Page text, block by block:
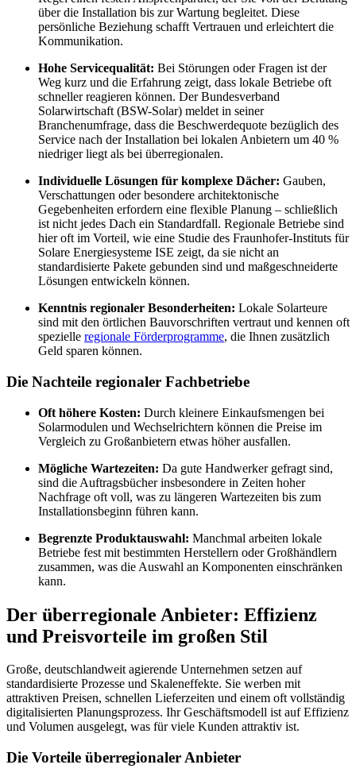
über die Installation bis zur Wartung begleitet. Diese
persönliche Beziehung schafft Vertrauen und erleichtert die
Kommunikation.
Hohe Servicequalität: Bei Störungen oder Fragen ist der
Weg kurz und die Erfahrung zeigt, dass lokale Betriebe oft
schneller reagieren können. Der Bundesverband
Solarwirtschaft (BSW-Solar) meldet in seiner
Branchenumfrage, dass die Beschwerdequote bezüglich des
Service nach der Installation bei lokalen Anbietern um 40 %
niedriger liegt als bei überregionalen.
Individuelle Lösungen für komplexe Dächer: Gauben,
Verschattungen oder besondere architektonische
Gegebenheiten erfordern eine flexible Planung – schließlich
ist nicht jedes Dach ein Standardfall. Regionale Betriebe sind
hier oft im Vorteil, wie eine Studie des Fraunhofer-Instituts für
Solare Energiesysteme ISE zeigt, da sie nicht an
standardisierte Pakete gebunden sind und maßgeschneiderte
Lösungen entwickeln können.
Kenntnis regionaler Besonderheiten: Lokale Solarteure
sind mit den örtlichen Bauvorschriften vertraut und kennen oft
spezielle regionale Förderprogramme, die Ihnen zusätzlich
Geld sparen können.
Die Nachteile regionaler Fachbetriebe
Oft höhere Kosten: Durch kleinere Einkaufsmengen bei
Solarmodulen und Wechselrichtern können die Preise im
Vergleich zu Großanbietern etwas höher ausfallen.
Mögliche Wartezeiten: Da gute Handwerker gefragt sind,
sind die Auftragsbücher insbesondere in Zeiten hoher
Nachfrage oft voll, was zu längeren Wartezeiten bis zum
Installationsbeginn führen kann.
Begrenzte Produktauswahl: Manchmal arbeiten lokale
Betriebe fest mit bestimmten Herstellern oder Großhändlern
zusammen, was die Auswahl an Komponenten einschränken
kann.
Der überregionale Anbieter: Effizienz
und Preisvorteile im großen Stil
Große, deutschlandweit agierende Unternehmen setzen auf
standardisierte Prozesse und Skaleneffekte. Sie werben mit
attraktiven Preisen, schnellen Lieferzeiten und einem oft vollständig
digitalisierten Planungsprozess. Ihr Geschäftsmodell ist auf Effizienz
und Volumen ausgelegt, was für viele Kunden attraktiv ist.
Die Vorteile überregionaler Anbieter